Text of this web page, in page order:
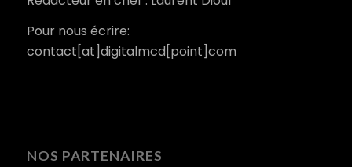
Pour nous écrire:
contact[at]digitalmcd[point]com
NOS PARTENAIRES